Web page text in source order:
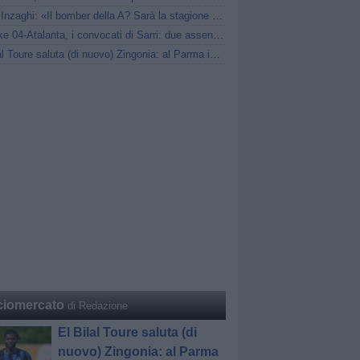
Pippo Inzaghi: «Il bomber della A? Sarà la stagione di Scamacca»
Schalke 04-Atalanta, i convocati di Sarri: due assenze di mercato
El Bilal Toure saluta (di nuovo) Zingonia: al Parma in prestito
di Redazione
El Bilal Toure saluta (di
nuovo) Zingonia: al Parma